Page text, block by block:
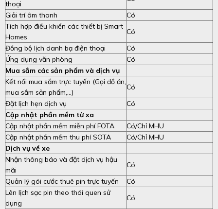
thoại
Giải trí âm thanh
Có
Tích hợp điều khiển các thiết bị Smart
Homes
Có
Đồng bộ lịch danh bạ điện thoại
Có
Ứng dụng văn phòng
Có
Mua sắm các sản phẩm và dịch vụ
Kết nối mua sắm trực tuyến (Gọi đồ ăn,
mua sắm sản phẩm,…)
Có
Đặt lịch hẹn dịch vụ
Có
Cập nhật phần mềm từ xa
Cập nhật phần mềm miễn phí FOTA
Có/Chỉ MHU
Cập nhật phần mềm thu phí SOTA
Có/Chỉ MHU
Dịch vụ về xe
Nhận thông báo và đặt dịch vụ hậu
mãi
Có
Quản lý gói cước thuê pin trực tuyến
Có
Lên lịch sạc pin theo thói quen sử
dụng
Có